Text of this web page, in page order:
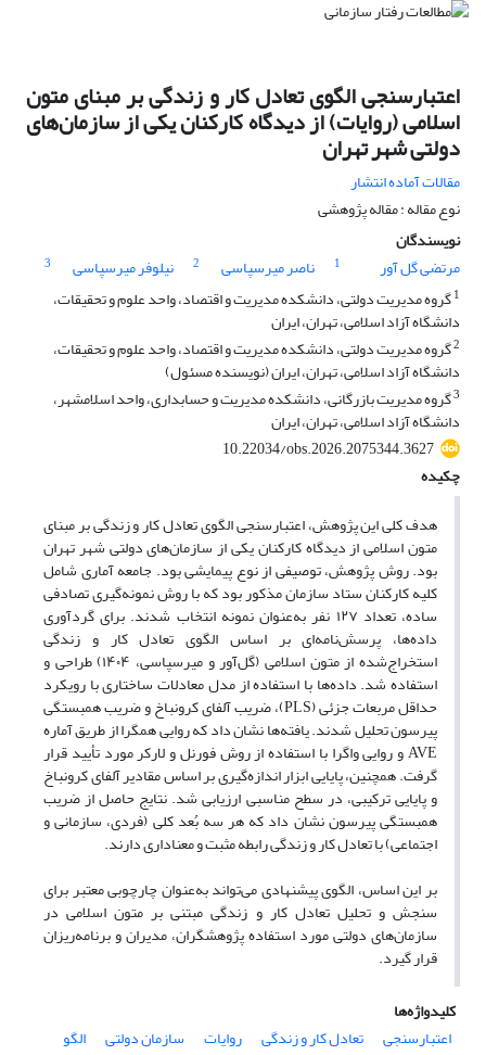
اعتبارسنجی الگوی تعادل کار و زندگی بر مبنای متون
اسلامی (روایات) از دیدگاه کارکنان یکی از سازمان‌های
دولتی شهر تهران
مقالات آماده انتشار
نوع مقاله : مقاله پژوهشی
نویسندگان
مرتضی گل آور
1 ناصر میرسپاسی 2 نیلوفر میرسپاسی
3
1گروه مدیریت دولتی، دانشکده مدیریت و اقتصاد، واحد علوم و تحقیقات،
دانشگاه آزاد اسلامی، تهران، ایران
2گروه مدیریت دولتی، دانشکده مدیریت و اقتصاد، واحد علوم و تحقیقات،
دانشگاه آزاد اسلامی، تهران، ایران (نویسنده مسئول)
3گروه مدیریت بازرگانی، دانشکده مدیریت و حسابداری، واحد اسلامشهر،
دانشگاه آزاد اسلامی، تهران، ایران
10.22034/obs.2026.2075344.3627
چکیده
هدف کلی این پژوهش، اعتبارسنجی الگوی تعادل کار و زندگی بر مبنای
متون اسلامی از دیدگاه کارکنان یکی از سازمان‌های دولتی شهر تهران
بود. روش پژوهش، توصیفی از نوع پیمایشی بود. جامعه آماری شامل
کلیه کارکنان ستاد سازمان مذکور بود که با روش نمونه‌گیری تصادفی
ساده، تعداد ۱۲۷ نفر به‌عنوان نمونه انتخاب شدند. برای گردآوری
داده‌ها، پرسش‌نامه‌ای بر اساس الگوی تعادل کار و زندگی
استخراج‌شده از متون اسلامی (گل‌آور و میرسپاسی، ۱۴۰۴) طراحی و
استفاده شد. داده‌ها با استفاده از مدل معادلات ساختاری با رویکرد
حداقل مربعات جزئی (PLS)، ضریب آلفای کرونباخ و ضریب همبستگی
پیرسون تحلیل شدند. یافته‌ها نشان داد که روایی همگرا از طریق آماره
AVE و روایی واگرا با استفاده از روش فورنل و لارکر مورد تأیید قرار
گرفت. همچنین، پایایی ابزار اندازه‌گیری بر اساس مقادیر آلفای کرونباخ
و پایایی ترکیبی، در سطح مناسبی ارزیابی شد. نتایج حاصل از ضریب
همبستگی پیرسون نشان داد که هر سه بُعد کلی (فردی، سازمانی و
اجتماعی) با تعادل کار و زندگی رابطه مثبت و معناداری دارند.
بر این اساس، الگوی پیشنهادی می‌تواند به‌عنوان چارچوبی معتبر برای
سنجش و تحلیل تعادل کار و زندگی مبتنی بر متون اسلامی در
سازمان‌های دولتی مورد استفاده پژوهشگران، مدیران و برنامه‌ریزان
قرار گیرد.
کلیدواژه‌ها
اعتبارسنجی
تعادل کار و زندگی روایات سازمان دولتی
الگو